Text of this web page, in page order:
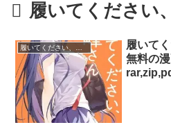
履いてください
履いて
無料の